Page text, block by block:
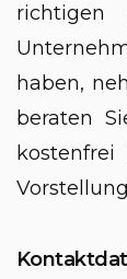
richtigen
haben,
beraten